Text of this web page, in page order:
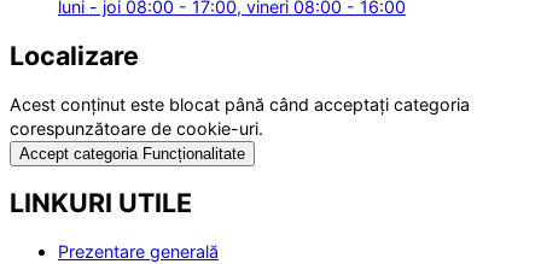
luni - joi 08:00 - 17:00, vineri 08:00 - 16:00
Localizare
Acest conținut este blocat până când acceptați categoria
corespunzătoare de cookie-uri.
Accept categoria Funcționalitate
LINKURI UTILE
Prezentare generală